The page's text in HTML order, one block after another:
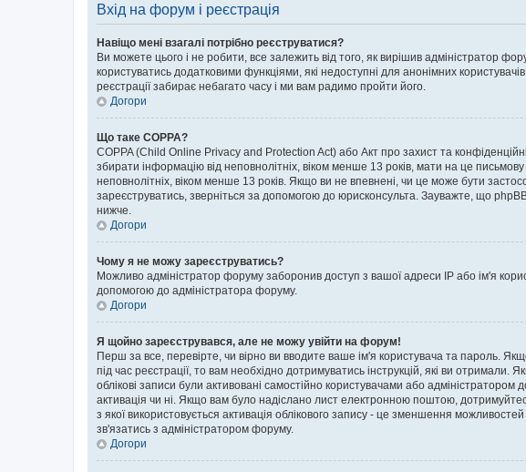
Вхід на форум і реєстрація
Навіщо мені взагалі потрібно реєструватися?
Ви можете цього і не робити, все залежить від того, як вирішив адміністратор
користуватись додатковими функціями, які недоступні для анонімних
реєстрації забирає небагато часу і ми вам радимо пройти його.
Догори
Що таке COPPA?
COPPA (Child Online Privacy and Protection Act) або Акт про захист та
збирати інформацію від неповнолітніх, віком менше 13 років, мати на це письмову
неповнолітніх, віком менше 13 років. Якщо ви не впевнені, чи це може бути
зареєструватись, зверніться за допомогою до юрисконсульта. Зауважте, що
нижче.
Догори
Чому я не можу зареєструватись?
Можливо адміністратор форуму заборонив доступ з вашої адреси IP або ім'я
допомогою до адміністратора форуму.
Догори
Я щойно зареєструвався, але не можу увійти на форум!
Перш за все, перевірте, чи вірно ви вводите ваше ім'я користувача та пароль.
під час реєстрації, то вам необхідно дотримуватись інструкцій, які ви
облікові записи були активовані самостійно користувачами або
активація чи ні. Якщо вам було надіслано лист електронною поштою,
з якої використовується активація облікового запису - це зменшення
зв'язатись з адміністратором форуму.
Догори